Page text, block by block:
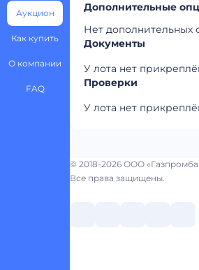
Аукцион
Как купить
О компании
FAQ
Дополнительные
Нет дополнительных
Документы
У лота нет
Проверки
У лота нет
© 2018-2026 ООО
Все права защищены.